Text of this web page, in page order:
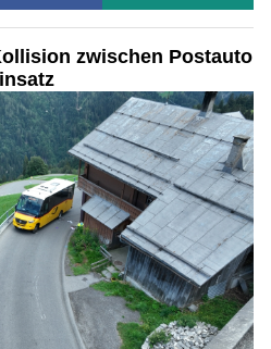
zwischen Postauto